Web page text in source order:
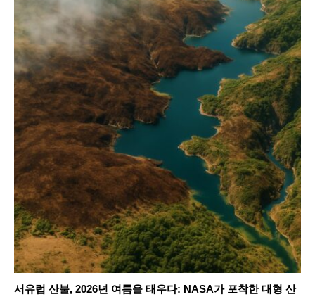
서유럽 산불, 2026년 여름을 태우다: NASA가 포착한 대형 산